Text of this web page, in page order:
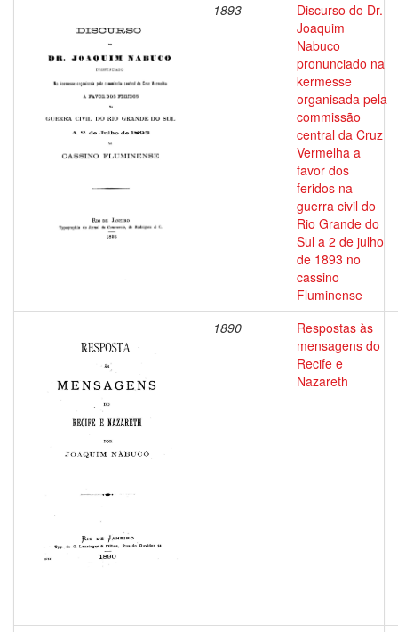
1893
Discurso do Dr.
Joaquim
Nabuco
pronunciado na
kermesse
organisada pela
commissão
central da Cruz
Vermelha a
favor dos
feridos na
guerra civil do
Rio Grande do
Sul a 2 de julho
de 1893 no
cassino
Fluminense
1890
Respostas às
mensagens do
Recife e
Nazareth